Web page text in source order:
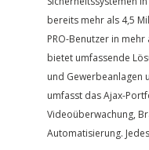
bereits mehr als 4,5
PRO-Benutzer in
bietet umfassende
und Gewerbeanlagen
umfasst das Ajax-
Videoüberwachung,
Automatisierung.